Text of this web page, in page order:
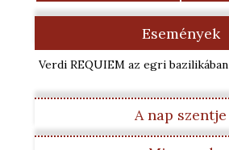
Események
Verdi REQUIEM az egri bazilikában
A nap szentje